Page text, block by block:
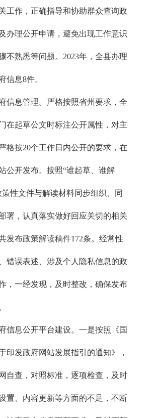
工作，正确指导和协助群众查询政
办理公开申请，避免出现工作意识
不熟悉等问题。2023年，全县办理
信息8件。
信息管理。严格按照省州要求，全
在起草公文时标注公开属性，对主
格按20个工作日内公开的要求，在
公开发布。按照“谁起草、谁解
性文件与解读材料同步组织、同
署，认真落实做好回应关切的相关
发布政策解读稿件172条。经常性
错误表述、涉及个人隐私信息的政
，一经发现，及时整改，确保发布
信息公开平台建设。一是按照《国
印发政府网站发展指引的通知》，
自查，对照标准，逐项检查，及时
置、内容更新等方面的不足，不断